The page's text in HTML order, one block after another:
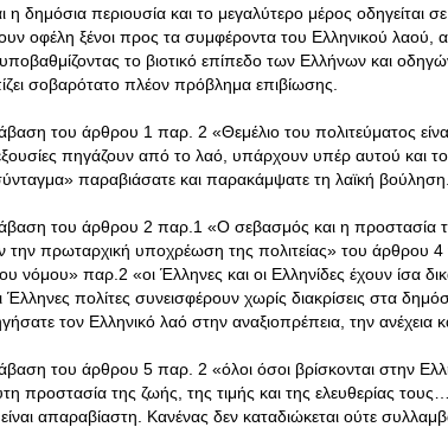
η δημόσια περιουσία και το μεγαλύτερο μέρος οδηγείται
οφέλη ξένοι προς τα συμφέροντα του Ελληνικού λαού,
το βιοτικό επίπεδο των Ελλήνων και
σοβαρότατο πλέον πρόβλημα επιβίωσης.
του άρθρου 1 παρ. 2 «Θεμέλιο του πολιτεύματος
πηγάζουν από το λαό, υπάρχουν υπέρ αυτού και
παραβιάσατε και παρακάμψατε τη λαϊκή βούληση.
του άρθρου 2 παρ.1 «Ο σεβασμός και η προστασία
την πρωταρχική υποχρέωση της πολιτείας» του άρθρου 4
νόμου» παρ.2 «οι Έλληνες και οι Ελληνίδες έχουν ίσα
πολίτες συνεισφέρουν χωρίς διακρίσεις στα
τον Ελληνικό λαό στην αναξιοπρέπεια, την ανέχεια
του άρθρου 5 παρ. 2 «όλοι όσοι βρίσκονται στην
προστασία της ζωής, της τιμής και της ελευθερίας
απαραβίαστη. Κανένας δεν καταδιώκεται ούτε